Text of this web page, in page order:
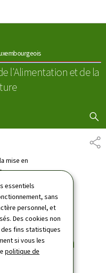
essentiels
sans
personnel, et
Des cookies non
fins statistiques
si vous les
politique de
l'Alimentation et de la
mise en
de loi
place et la